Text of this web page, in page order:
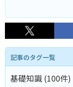
記事のタグ一覧
基礎知識 (100件)